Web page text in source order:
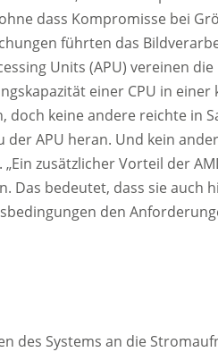
dass Kompromisse bei
führten das
Units (APU) vereinen
einer CPU in einer
doch keine andere reichte in
APU heran. Und kein
zusätzlicher Vorteil der
Das bedeutet, dass sie auch
den
des Systems an die